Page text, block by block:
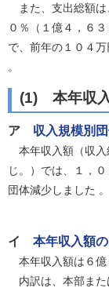
また、支出総額は
０％（１億４，６
で、前年の１０４
。
(1) 本年収
ア 収入規模別
本年収入額（収入
じ。）では、１，
団体減少しました 。
イ 本年収入額
本年収入額は６億
内訳は、本部また